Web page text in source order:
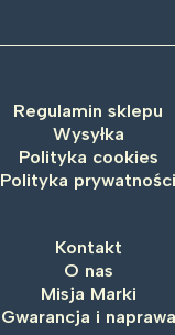
Regulamin sklepu
Wysyłka
Polityka cookies
Polityka prywatności
Kontakt
O nas
Misja Marki
Gwarancja i naprawa